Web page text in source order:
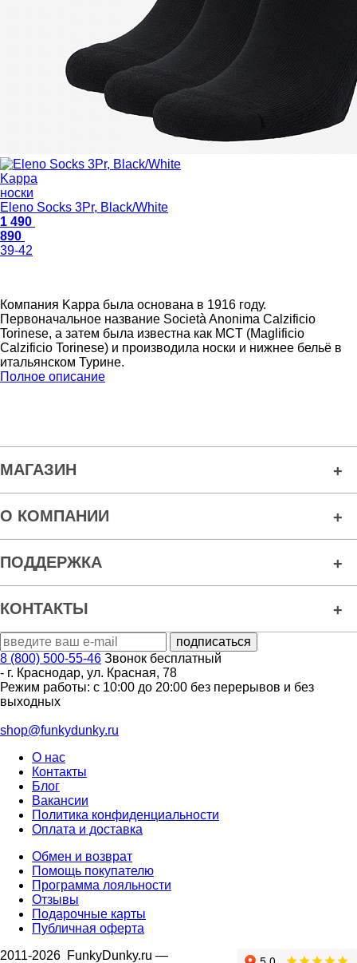
Kappa
носки
Eleno Socks 3Pr, Black/White
1 490
890
39-42
Компания Kappa была основана в 1916 году.
Первоначальное название Società Anonima Calzificio
Torinese, а затем была известна как MCT (Maglificio
Calzificio Torinese) и производила носки и нижнее бельё в
итальянском Турине.
Полное описание
МАГАЗИН
О КОМПАНИИ
ПОДДЕРЖКА
КОНТАКТЫ
8 (800) 500-55-46 Звонок бесплатный
- г. Краснодар, ул. Красная, 78
Режим работы: с 10:00 до 20:00 без перерывов и без
выходных
shop@funkydunky.ru
О нас
Контакты
Блог
Вакансии
Политика конфиденциальности
Оплата и доставка
Обмен и возврат
Помощь покупателю
Программа лояльности
Отзывы
Подарочные карты
Публичная оферта
2011-2026 FunkyDunky.ru —